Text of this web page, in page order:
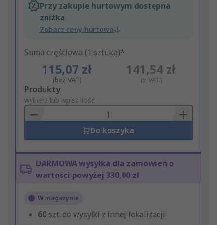
Przy zakupie hurtowym dostępna
zniżka
Zobacz ceny hurtowe
Suma częściowa (1 sztuka)*
115,07 zł
(bez VAT)
141,54 zł
(z VAT)
Add
to
Basket
Produkty
wybierz lub wpisz ilość
Do koszyka
DARMOWA wysyłka dla zamówień o
wartości powyżej 330,00 zł
W magazynie
60 szt. do wysyłki z innej lokalizacji